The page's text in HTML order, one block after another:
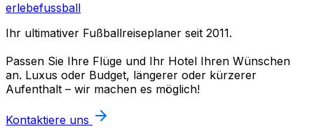
erlebefussball
Ihr ultimativer Fußballreiseplaner seit 2011.
Passen Sie Ihre Flüge und Ihr Hotel Ihren Wünschen
an. Luxus oder Budget, längerer oder kürzerer
Aufenthalt – wir machen es möglich!
Kontaktiere uns